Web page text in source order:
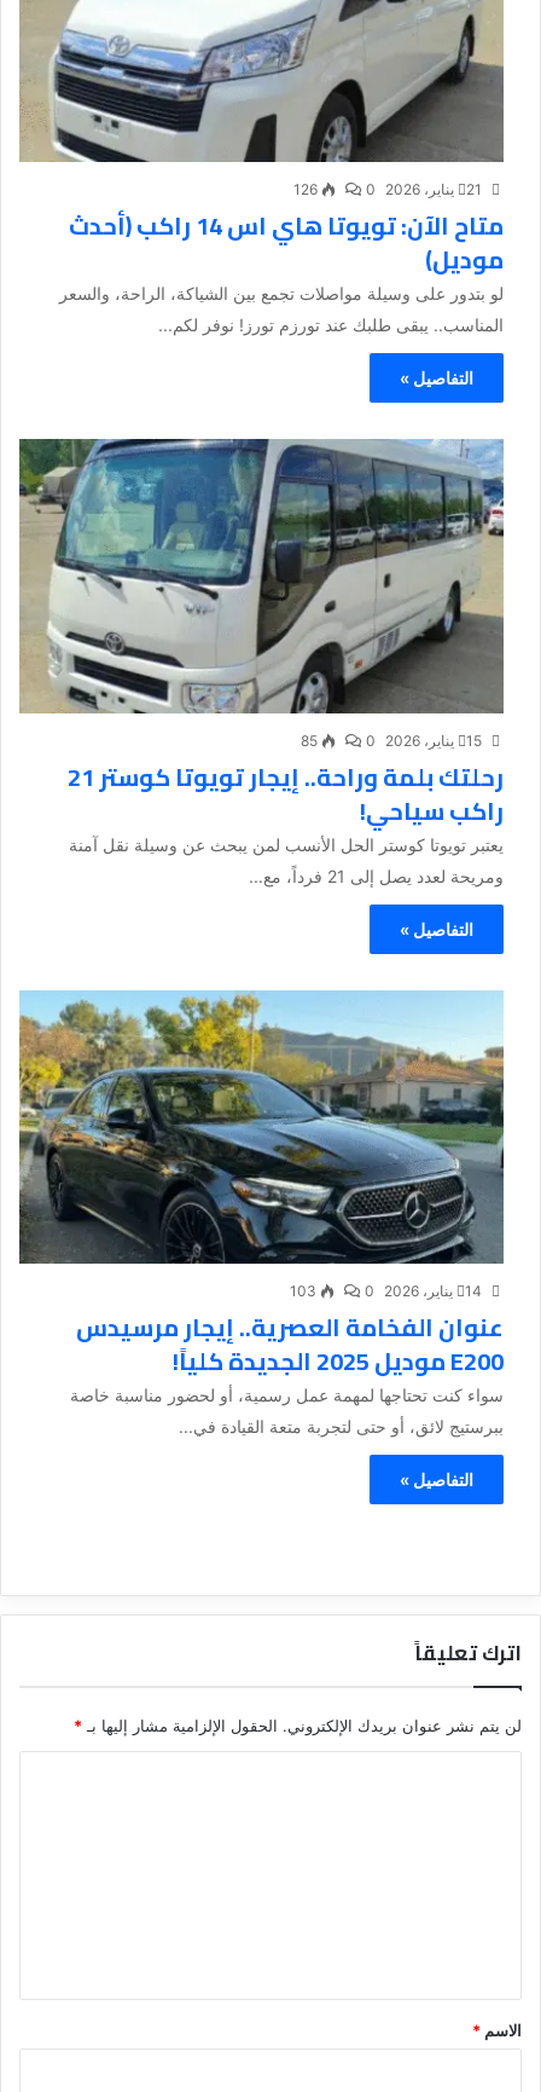
21 يناير، 2026 0
126
متاح الآن: تويوتا هاي اس 14 راكب (أحدث
موديل)
لو بتدور على وسيلة مواصلات تجمع بين الشياكة، الراحة، والسعر
المناسب.. يبقى طلبك عند تورزم تورز! نوفر لكم...
التفاصيل »
15 يناير، 2026 0
85
رحلتك بلمة وراحة.. إيجار تويوتا كوستر 21
راكب سياحي!
يعتبر تويوتا كوستر الحل الأنسب لمن يبحث عن وسيلة نقل آمنة
ومريحة لعدد يصل إلى 21 فرداً، مع...
التفاصيل »
14 يناير، 2026 0
103
عنوان الفخامة العصرية.. إيجار مرسيدس
E200 موديل 2025 الجديدة كلياً!
سواء كنت تحتاجها لمهمة عمل رسمية، أو لحضور مناسبة خاصة
ببرستيج لائق، أو حتى لتجربة متعة القيادة في...
التفاصيل »
اترك تعليقاً
لن يتم نشر عنوان بريدك الإلكتروني. الحقول الإلزامية مشار إليها بـ *
*
الاسم *